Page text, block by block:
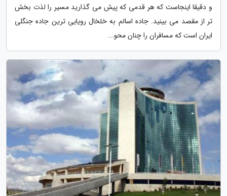
و دقیقا اینجاست که هر قدمی که پیش می گذارید مسیر را لذت بخش
تر از مقصد می بینید. جاده اسالم به خلخال رویایی ترین جاده جنگلی
ایران است که مسافران را چنان محو...